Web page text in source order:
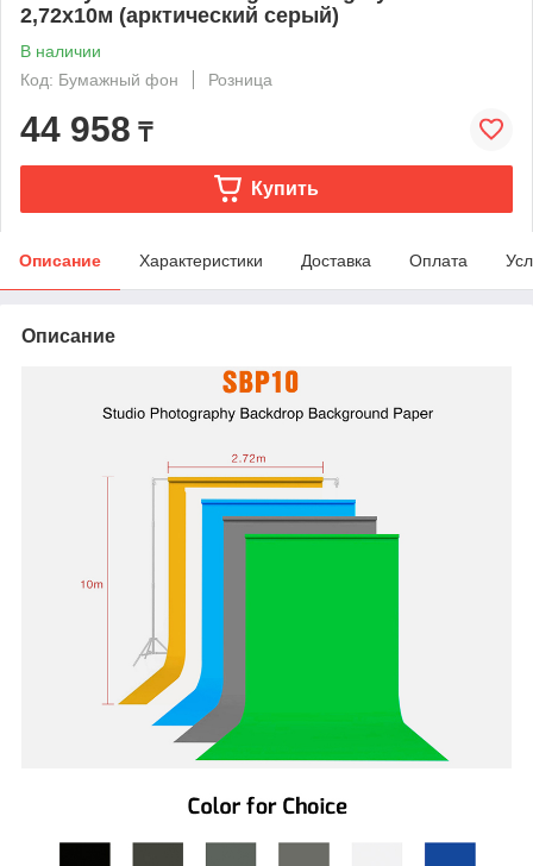
2,72x10м (арктический серый)
В наличии
Код: Бумажный фон
Розница
44 958 ₸
Купить
Описание Характеристики Доставка Оплата
Описание